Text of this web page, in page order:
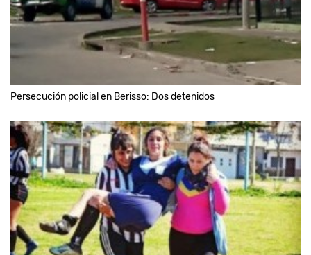
Persecución policial en Berisso: Dos detenidos